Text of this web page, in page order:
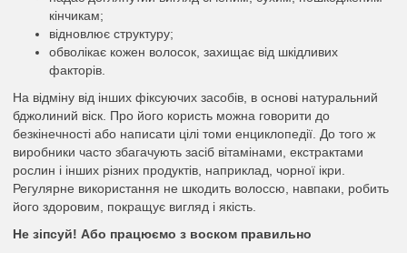
кінчикам;
відновлює структуру;
обволікає кожен волосок, захищає від шкідливих
факторів.
На відміну від інших фіксуючих засобів, в основі натуральний
бджолиний віск. Про його користь можна говорити до
безкінечності або написати цілі томи енциклопедії. До того ж
виробники часто збагачують засіб вітамінами, екстрактами
рослин і інших різних продуктів, наприклад, чорної ікри.
Регулярне використання не шкодить волоссю, навпаки, робить
його здоровим, покращує вигляд і якість.
Не зіпсуй! Або працюємо з воском правильно